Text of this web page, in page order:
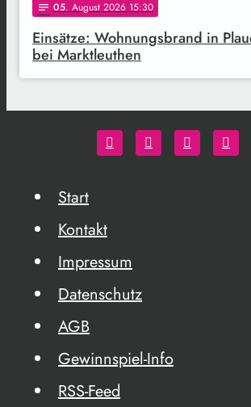
notes 05. August 2026 15:30
Einsätze: Wohnungsbrand in
bei Marktleuthen
Start
Kontakt
Impressum
Datenschutz
AGB
Gewinnspiel-Info
RSS-Feed